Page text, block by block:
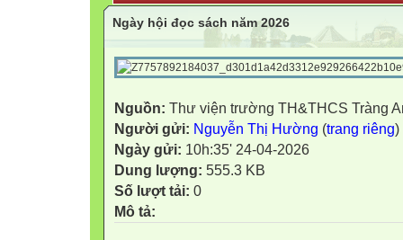
Ngày hội đọc sách năm 2026
Nguồn: Thư viện trường TH&THCS Tràng
Người gửi: Nguyễn Thị Hường (trang riêng)
Ngày gửi: 10h:35' 24-04-2026
Dung lượng: 555.3 KB
Số lượt tải: 0
Mô tả: